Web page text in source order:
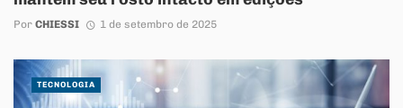
Por CHIESSI 1 de setembro de 2025
TECNOLOGIA